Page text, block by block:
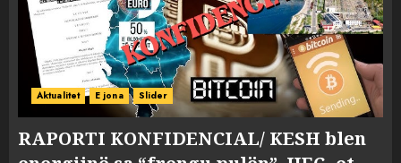
Aktualitet E jona Slider
RAPORTI KONFIDENCIAL/ KESH blen